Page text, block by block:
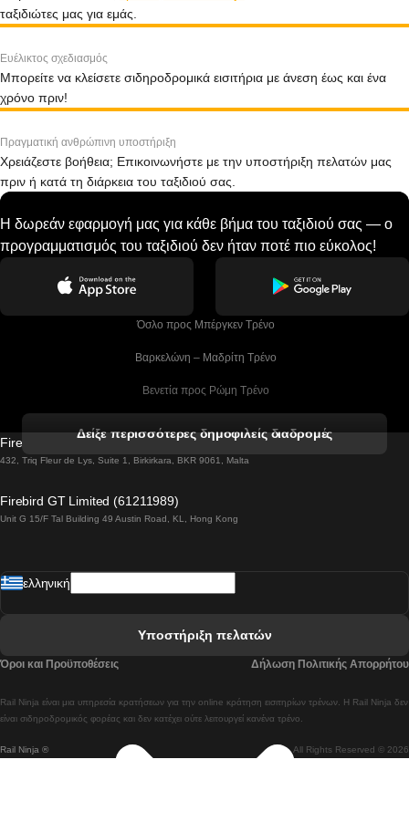
ταξιδιώτες μας για εμάς.
Ευέλικτος σχεδιασμός
Μπορείτε να κλείσετε σιδηροδρομικά εισιτήρια με άνεση έως και ένα
χρόνο πριν!
Πραγματική ανθρώπινη υποστήριξη
Χρειάζεστε βοήθεια; Επικοινωνήστε με την υποστήριξη πελατών μας
πριν ή κατά τη διάρκεια του ταξιδιού σας.
Η δωρεάν εφαρμογή μας για κάθε βήμα του ταξιδιού σας — ο
προγραμματισμός του ταξιδιού δεν ήταν ποτέ πιο εύκολος!
Όσλο προς Μπέργκεν Tρένο
Βαρκελώνη – Μαδρίτη Tρένο
Βενετία προς Ρώμη Τρένο
Βιέννη προς Σάλτσμπουργκ Τρένα
Βουδαπέστη προς Πράγα Tρένο
Λισαβόνα προς Λάγος Tρένο
Λισαβόνα προς Μαδρίτη Τρένα
Δείξε περισσότερες δημοφιλείς διαδρομές
Firebird GT Limited (OC 1451)
432, Triq Fleur de Lys, Suite 1, Birkirkara, BKR 9061, Malta
Firebird GT Limited (61211989)
Unit G 15/F Tal Building 49 Austin Road, KL, Hong Kong
Rail Ninja ® All Rights Reserved © 2026
Rail Ninja είναι μια υπηρεσία κρατήσεων για την online κράτηση εισιτηρίων τρένων. Η Rail Ninja δεν
είναι σιδηροδρομικός φορέας και δεν κατέχει ούτε λειτουργεί κανένα τρένο.
ελληνική
Υποστήριξη πελατών
Όροι και Προϋποθέσεις Δήλωση Πολιτικής Απορρήτου